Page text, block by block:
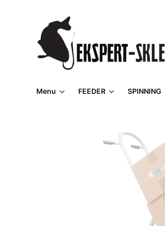
Menu FEEDER SPINNING